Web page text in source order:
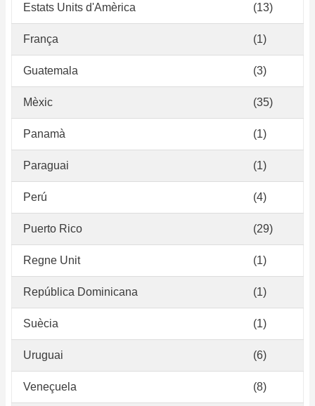
Estats Units d'Amèrica (13)
França (1)
Guatemala (3)
Mèxic (35)
Panamà (1)
Paraguai (1)
Perú (4)
Puerto Rico (29)
Regne Unit (1)
República Dominicana (1)
Suècia (1)
Uruguai (6)
Veneçuela (8)